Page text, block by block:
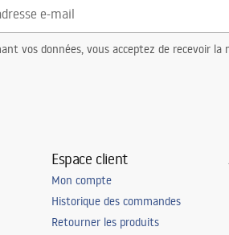
vos données, vous acceptez de recevoir
Espace client
Mon compte
Historique des commandes
Retourner les produits